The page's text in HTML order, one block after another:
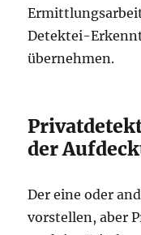
Detektei-
übernehmen.
der
Der eine oder
vorstellen, aber